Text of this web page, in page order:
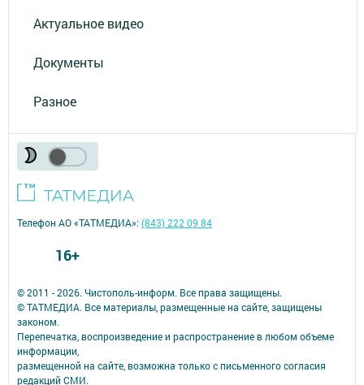
Актуальное видео
Документы
Разное
© 2011 - 2026. Чистополь-информ. Все права защищены.
© ТАТМЕДИА. Все материалы, размещенные на сайте, защищены
законом.
Перепечатка, воспроизведение и распространение в любом объеме
информации,
размещенной на сайте, возможна только с письменного согласия
редакций СМИ.
Телефон АО «ТАТМЕДИА»:(843) 222 09 84
16+